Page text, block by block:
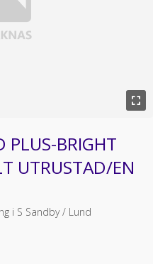
PLUS-BRIGHT
UTRUSTAD/EN
i S Sandby / Lund